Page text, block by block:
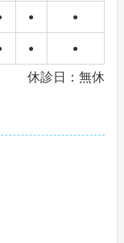
● ●
● ●
休診日：無休